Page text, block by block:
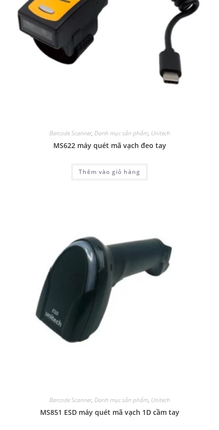
Barcode Scanner, Danh mục sản phẩm, Unitech
MS622 máy quét mã vạch đeo tay
Thêm vào giỏ hàng
Barcode Scanner, Danh mục sản phẩm, Unitech
MS851 ESD máy quét mã vạch 1D cầm tay